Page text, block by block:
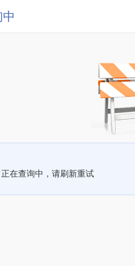
正在查询中，请刷新重试